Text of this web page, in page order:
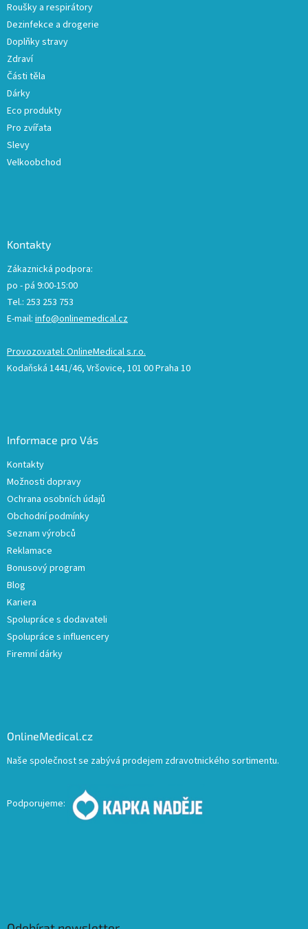
Roušky a respirátory
Dezinfekce a drogerie
Doplňky stravy
Zdraví
Části těla
Dárky
Eco produkty
Pro zvířata
Slevy
Velkoobchod
Kontakty
Zákaznická podpora:
po - pá 9:00-15:00
Tel.: 253 253 753
E-mail: info@onlinemedical.cz
Provozovatel: OnlineMedical s.r.o.
Kodaňská 1441/46, Vršovice, 101 00 Praha 10
Informace pro Vás
Kontakty
Možnosti dopravy
Ochrana osobních údajů
Obchodní podmínky
Seznam výrobců
Reklamace
Bonusový program
Blog
Kariera
Spolupráce s dodavateli
Spolupráce s influencery
Firemní dárky
OnlineMedical.cz
Naše společnost se zabývá prodejem zdravotnického sortimentu.
Podporujeme: